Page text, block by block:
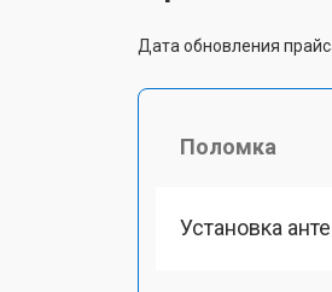
Дата обновления
Поломка
Установка